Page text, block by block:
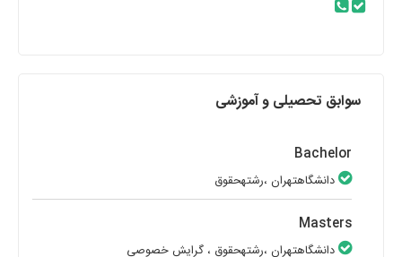
سوابق تحصیلی و آموزشی
Bachelor
دانشگاهتهران ،رشتهحقوق
Masters
دانشگاهتهران ،رشتهحقوق ، گرایش خصوصی